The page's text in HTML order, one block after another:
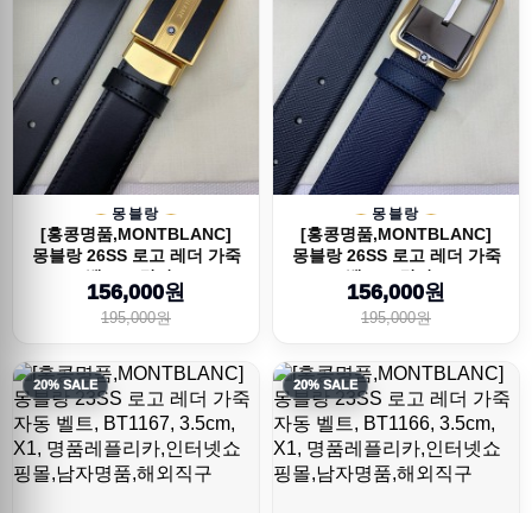
몽블랑
[홍콩명품,MONTBLANC]
몽블랑 26SS 로고 레더 가죽
벨트 (4컬러...
156,000원
195,000원
몽블랑
[홍콩명품,MONTBLANC]
몽블랑 26SS 로고 레더 가죽
벨트 (4컬러...
156,000원
195,000원
20% SALE 20% SALE